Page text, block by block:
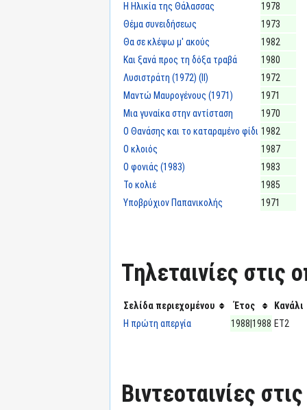
Η Ηλικία της Θάλασσας
1978
Θέμα συνειδήσεως
1973
Θα σε κλέψω μ' ακούς
1982
Και ξανά προς τη δόξα τραβά
1980
Λυσιστράτη (1972) (II)
1972
Μαντώ Μαυρογένους (1971)
1971
Μια γυναίκα στην αντίσταση
1970
Ο Θανάσης και το καταραμένο φίδι 1982
Ο κλοιός
1987
Ο φονιάς (1983)
1983
Το κολιέ
1985
Υποβρύχιον Παπανικολής
1971
Τηλεταινίες στις
Σελίδα περιεχομένου Έτος
Κανάλι
Η πρώτη απεργία
1988|1988 ΕΤ2
Βιντεοταινίες